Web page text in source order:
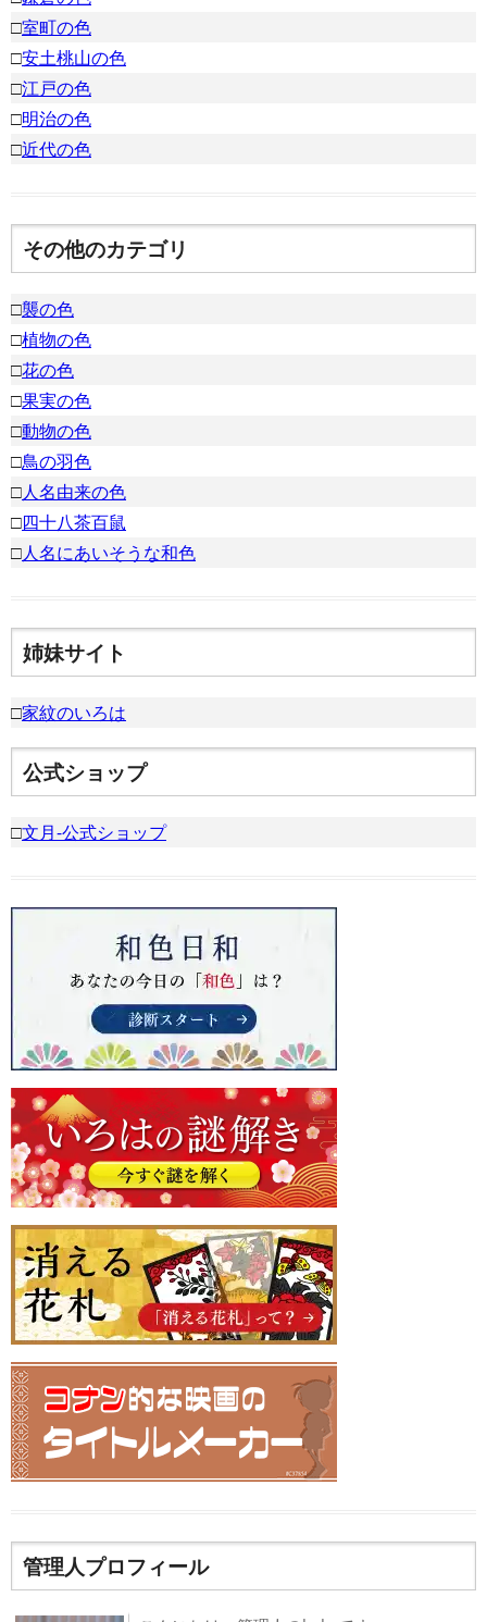
□室町の色
□安土桃山の色
□江戸の色
□明治の色
□近代の色
その他のカテゴリ
□襲の色
□植物の色
□花の色
□果実の色
□動物の色
□鳥の羽色
□人名由来の色
□四十八茶百鼠
□人名にあいそうな和色
姉妹サイト
□家紋のいろは
公式ショップ
□文月-公式ショップ
管理人プロフィール